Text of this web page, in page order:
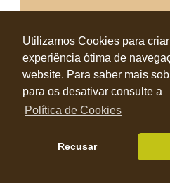
Utilizamos Cookies para
experiência ótima de
website. Para saber mais
para os desativar consulte a
Política de Cookies
Recusar
REF: